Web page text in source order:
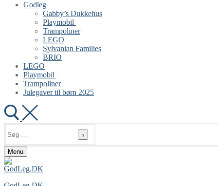
Godleg
Gabby’s Dukkehus
Playmobil
Trampoliner
LEGO
Sylvanian Families
BRIO
LEGO
Playmobil
Trampoliner
Julegaver til børn 2025
efter:
Menu